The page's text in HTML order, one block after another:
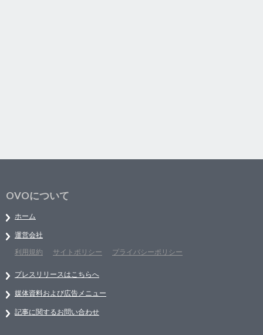
OVOについて
ホーム
運営会社
利用規約
サイトポリシー プライバシーポリシー
プレスリリースはこちらへ
媒体資料および広告メニュー
記事に関するお問い合わせ